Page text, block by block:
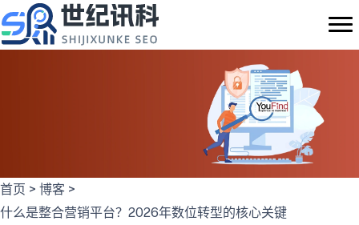
至
内
首页 > 博客 >
什么是整合营销平台？2026年数位转型的核心关键